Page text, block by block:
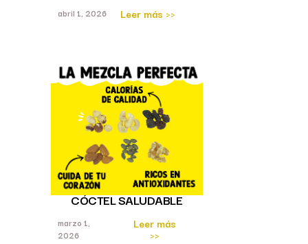
abril 1, 2026 Leer más >>
CÓCTEL SALUDABLE
marzo 1,
2026
Leer más
>>